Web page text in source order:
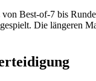
Best-of-7 bis
Die längeren